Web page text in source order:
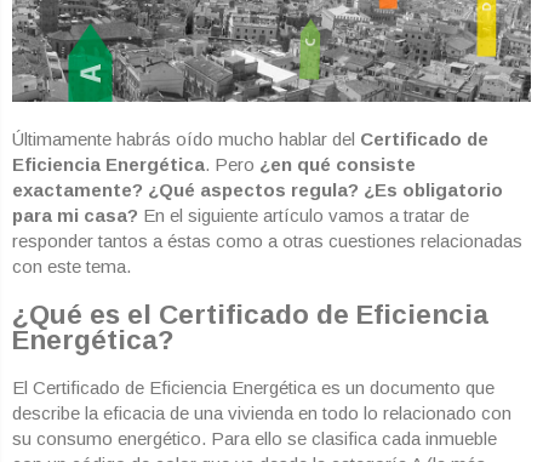
Últimamente habrás oído mucho hablar del Certificado de
Eficiencia Energética. Pero ¿en qué consiste
exactamente? ¿Qué aspectos regula? ¿Es obligatorio
para mi casa? En el siguiente artículo vamos a tratar de
responder tantos a éstas como a otras cuestiones relacionadas
con este tema.
¿Qué es el Certificado de Eficiencia
Energética?
El Certificado de Eficiencia Energética es un documento que
describe la eficacia de una vivienda en todo lo relacionado con
su consumo energético. Para ello se clasifica cada inmueble